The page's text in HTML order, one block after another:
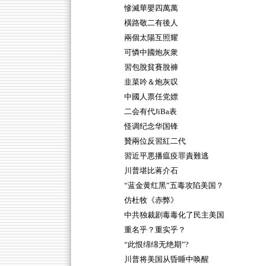
慘滅華嬰四萬萬
橫路敬二有後人
兩個太陽互照耀
可憐中國炮灰衆
習包脫貧賽脫褲
韭菜吟＆炮灰叹
中國人票任党嫖
二会有代JiBa表
怪调纪念华国锋
贊兩位反習紅二代
習近平悪播瘟疫罪責難逃
川普堪比蒋介石
“蓝金黄红黑”五毒攻陷美国？
仿杜牧《赤弊》
中共独裁剧毒毒化了民主美国
重名乎？重实乎？
“此恨绵绵无绝期”?
川普将美国从昏睡中唤醒